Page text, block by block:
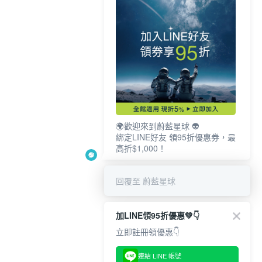
🌍歡迎來到蔚藍星球 👽
綁定LINE好友 領95折優惠券，最
高折$1,000！
回覆至 蔚藍星球
加LINE領95折優惠💚👇
立即註冊領優惠👇
連結 LINE 帳號